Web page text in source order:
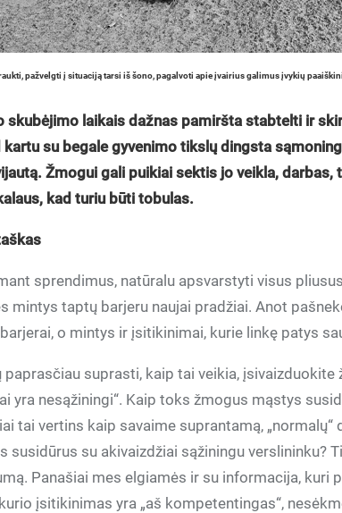
pažvelgti į situaciją tarsi iš šono, pagalvoti apie įvairius galimus įvykių
skubėjimo laikais dažnas pamiršta stabtelti ir
kartu su begale gyvenimo tikslų dingsta
Žmogui gali puikiai sektis jo veikla,
kad turiu būti tobulas.
sprendimus, natūralu apsvarstyti visus
mintys taptų barjeru naujai pradžiai. Anot
o mintys ir įsitikinimai, kurie linkę patys
paprasčiau suprasti, kaip tai veikia, įsivaizduokite
yra nesąžiningi“. Kaip toks žmogus mąstys
tai vertins kaip savaime suprantamą,
susidūrus su akivaizdžiai sąžiningu verslininku?
Panašiai mes elgiamės ir su informacija, kuri
įsitikinimas yra „aš kompetentingas“,